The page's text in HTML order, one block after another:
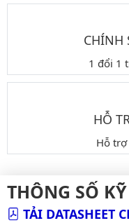
CHÍNH
1 đổi 1
HỖ
Hỗ
THÔNG SỐ
TẢI DATASHEET